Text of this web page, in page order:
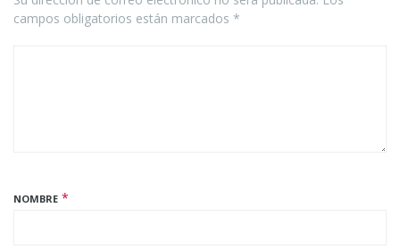
campos obligatorios están marcados *
NOMBRE *